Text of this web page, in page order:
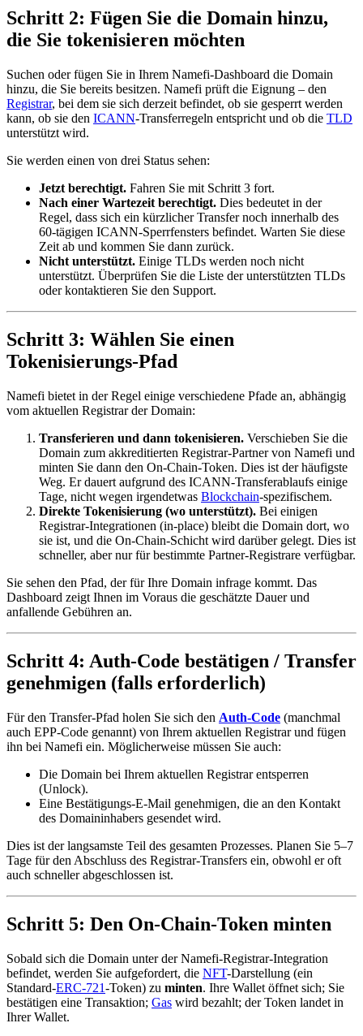
Schritt 2: Fügen Sie die Domain hinzu,
die Sie tokenisieren möchten
Suchen oder fügen Sie in Ihrem Namefi-Dashboard die Domain
hinzu, die Sie bereits besitzen. Namefi prüft die Eignung – den
Registrar, bei dem sie sich derzeit befindet, ob sie gesperrt werden
kann, ob sie den ICANN-Transferregeln entspricht und ob die TLD
unterstützt wird.
Sie werden einen von drei Status sehen:
Jetzt berechtigt. Fahren Sie mit Schritt 3 fort.
Nach einer Wartezeit berechtigt. Dies bedeutet in der
Regel, dass sich ein kürzlicher Transfer noch innerhalb des
60-tägigen ICANN-Sperrfensters befindet. Warten Sie diese
Zeit ab und kommen Sie dann zurück.
Nicht unterstützt. Einige TLDs werden noch nicht
unterstützt. Überprüfen Sie die Liste der unterstützten TLDs
oder kontaktieren Sie den Support.
Schritt 3: Wählen Sie einen
Tokenisierungs-Pfad
Namefi bietet in der Regel einige verschiedene Pfade an, abhängig
vom aktuellen Registrar der Domain:
Transferieren und dann tokenisieren. Verschieben Sie die
Domain zum akkreditierten Registrar-Partner von Namefi und
minten Sie dann den On-Chain-Token. Dies ist der häufigste
Weg. Er dauert aufgrund des ICANN-Transferablaufs einige
Tage, nicht wegen irgendetwas Blockchain-spezifischem.
Direkte Tokenisierung (wo unterstützt). Bei einigen
Registrar-Integrationen (in-place) bleibt die Domain dort, wo
sie ist, und die On-Chain-Schicht wird darüber gelegt. Dies ist
schneller, aber nur für bestimmte Partner-Registrare verfügbar.
Sie sehen den Pfad, der für Ihre Domain infrage kommt. Das
Dashboard zeigt Ihnen im Voraus die geschätzte Dauer und
anfallende Gebühren an.
Schritt 4: Auth-Code bestätigen / Transfer
genehmigen (falls erforderlich)
Für den Transfer-Pfad holen Sie sich den Auth-Code (manchmal
auch EPP-Code genannt) von Ihrem aktuellen Registrar und fügen
ihn bei Namefi ein. Möglicherweise müssen Sie auch:
Die Domain bei Ihrem aktuellen Registrar entsperren
(Unlock).
Eine Bestätigungs-E-Mail genehmigen, die an den Kontakt
des Domaininhabers gesendet wird.
Dies ist der langsamste Teil des gesamten Prozesses. Planen Sie 5–7
Tage für den Abschluss des Registrar-Transfers ein, obwohl er oft
auch schneller abgeschlossen ist.
Schritt 5: Den On-Chain-Token minten
Sobald sich die Domain unter der Namefi-Registrar-Integration
befindet, werden Sie aufgefordert, die NFT-Darstellung (ein
Standard-ERC-721-Token) zu minten. Ihre Wallet öffnet sich; Sie
bestätigen eine Transaktion; Gas wird bezahlt; der Token landet in
Ihrer Wallet.